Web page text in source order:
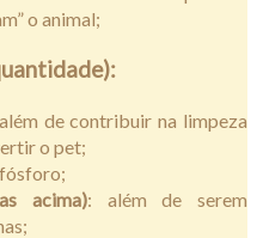
o animal;
de contribuir na limpeza
o pet;
acima): além de serem